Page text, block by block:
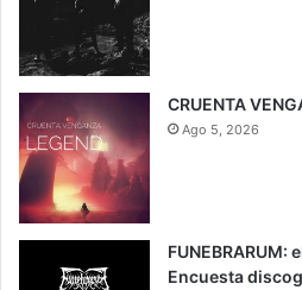
7
CRUENTA
Ago 5, 2026
FUNEBRARUM:
Encuesta